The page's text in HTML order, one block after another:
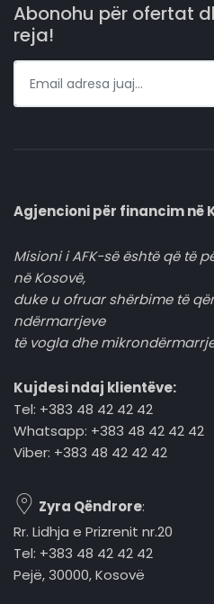
Abonohu për ofertat
reja!
Agjencioni për financim në
Misioni i AFK-së është që të
në Kosovë,
duke u ofruar shërbime të
ndërmarrjeve
të vogla dhe
Kujdesi ndaj klientëve:
Tel: +383 48 42 42 42
Whatsapp: +383 48 42 42 42
Viber: +383 48 42 42 42
Zyra Qëndrore:
Rr. Lidhja e Prizrenit nr.20
Tel: +383 48 42 42 42
Pejë, 30000, Kosovë